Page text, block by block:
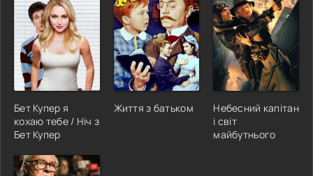
Бет Купер я
кохаю тебе / Ніч з
Бет Купер
Життя з батьком
Небесний капітан
і світ
майбутнього